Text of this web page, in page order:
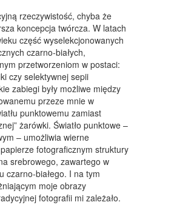
rzeczywistość, chyba że
koncepcja twórcza. W latach
część wyselekcjonowanych
czarno-białych,
przetworzeniom w postaci:
czy selektywnej sepii
zabiegi były możliwe między
przeze mnie w
punktowemu zamiast
żarówki. Światło punktowe –
– umożliwia wierne
fotograficznym struktury
srebrowego, zawartego w
czarno-białego. I na tym
moje obrazy
fotografii mi zależało.